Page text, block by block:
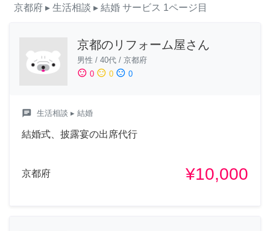
京都府 ▸ 生活相談 ▸ 結婚 サービス 1ページ目
京都のリフォーム屋さん
男性 / 40代 / 京都府
sentiment_satisfied 0 sentiment_neutral 0 sentiment_dissatisfied 0
chat 生活相談 ▸ 結婚
結婚式、披露宴の出席代行
京都府 ¥10,000